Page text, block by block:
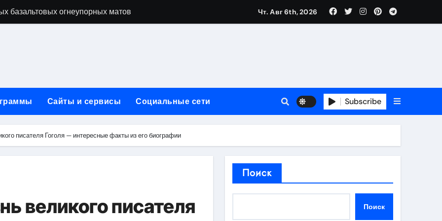
базальтовых огнеупорных матов
+ GEO/AEO — Новая формула цифрового присутствия в 2026 году
горячие и мобильные варианты, рейтинг по безопасности и советы по выбору
без верификации и участия банков с пополнением в USDT
принципы SEO, рекламные каналы и техническая поддержка
Чт. Авг 6th, 2026
Сайты и сервисы Социальные сети Subscribe
писателя Гоголя — интересные факты из его биографии
великого писателя
Поиск
Поиск